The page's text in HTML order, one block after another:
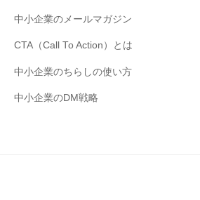
だ
。
中小企業のメールマガジン
CTA（Call To Action）とは
中小企業のちらしの使い方
中小企業のDM戦略